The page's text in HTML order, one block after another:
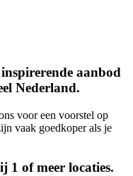
aanbod
Nederland.
voor een voorstel op
vaak goedkoper als je
1 of meer locaties.